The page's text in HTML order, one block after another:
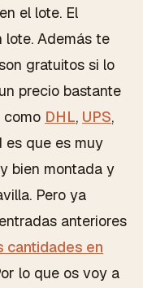
el lote. El
lote. Además te
gratuitos si lo
precio bastante
como DHL, UPS,
es que es muy
bien montada y
Pero ya
anteriores
cantidades en
lo que os voy a